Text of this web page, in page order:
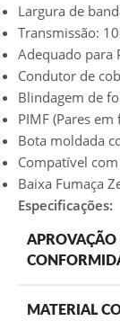
Largura de
Transmissão:
Adequado para
Condutor de
Blindagem de
PIMF (Pares
Bota moldada
Compatível com
Baixa Fumaça
Especificações:
APROVAÇÃO
MATERIAL